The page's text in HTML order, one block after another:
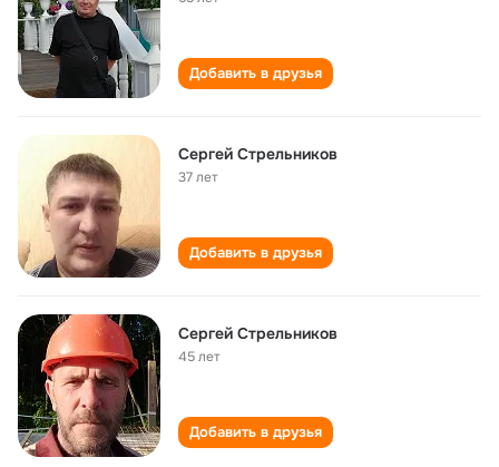
Добавить в друзья
Сергей Стрельников
37 лет
Добавить в друзья
Сергей Стрельников
45 лет
Добавить в друзья